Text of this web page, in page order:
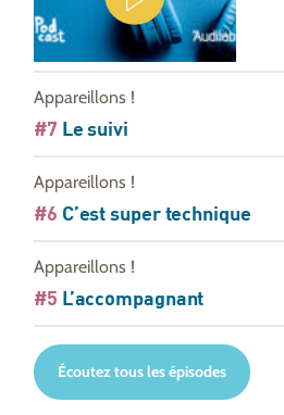
Appareillons !
#7 Le suivi
Appareillons !
#6 C’est super technique
Appareillons !
#5 L’accompagnant
Écoutez tous les épisodes